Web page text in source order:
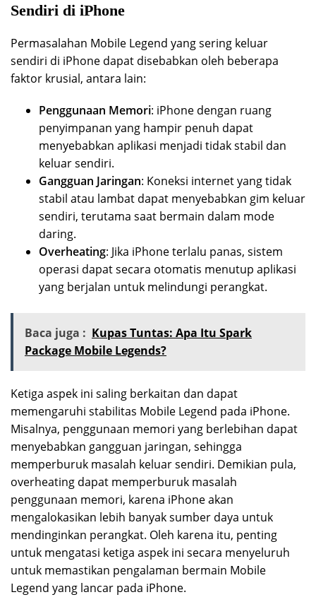
Sendiri di iPhone
Permasalahan Mobile Legend yang sering keluar
sendiri di iPhone dapat disebabkan oleh beberapa
faktor krusial, antara lain:
Penggunaan Memori: iPhone dengan ruang
penyimpanan yang hampir penuh dapat
menyebabkan aplikasi menjadi tidak stabil dan
keluar sendiri.
Gangguan Jaringan: Koneksi internet yang tidak
stabil atau lambat dapat menyebabkan gim keluar
sendiri, terutama saat bermain dalam mode
daring.
Overheating: Jika iPhone terlalu panas, sistem
operasi dapat secara otomatis menutup aplikasi
yang berjalan untuk melindungi perangkat.
Baca juga : Kupas Tuntas: Apa Itu Spark
Package Mobile Legends?
Ketiga aspek ini saling berkaitan dan dapat
memengaruhi stabilitas Mobile Legend pada iPhone.
Misalnya, penggunaan memori yang berlebihan dapat
menyebabkan gangguan jaringan, sehingga
memperburuk masalah keluar sendiri. Demikian pula,
overheating dapat memperburuk masalah
penggunaan memori, karena iPhone akan
mengalokasikan lebih banyak sumber daya untuk
mendinginkan perangkat. Oleh karena itu, penting
untuk mengatasi ketiga aspek ini secara menyeluruh
untuk memastikan pengalaman bermain Mobile
Legend yang lancar pada iPhone.